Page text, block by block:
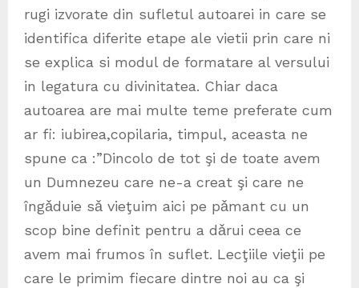
rugi izvorate din sufletul autoarei in care se
identifica diferite etape ale vietii prin care ni
se explica si modul de formatare al versului
in legatura cu divinitatea. Chiar daca
autoarea are mai multe teme preferate cum
ar fi: iubirea,copilaria, timpul, aceasta ne
spune ca :”Dincolo de tot şi de toate avem
un Dumnezeu care ne-a creat şi care ne
îngǎduie sǎ vieţuim aici pe pǎmant cu un
scop bine definit pentru a dǎrui ceea ce
avem mai frumos în suflet. Lecţiile vieţii pe
care le primim fiecare dintre noi au ca şi